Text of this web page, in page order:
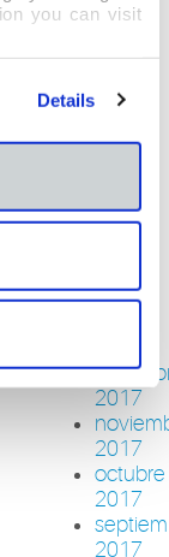
you can visit
Details
agosto
2018
2018
abril
2018
2017
2017
octubre
2017
2017